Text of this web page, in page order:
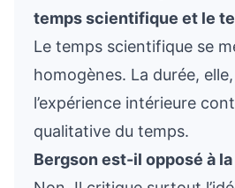
temps scientifique et le
Le temps scientifique se
homogènes. La durée,
l’expérience intérieure
qualitative du temps.
Bergson est-il opposé à